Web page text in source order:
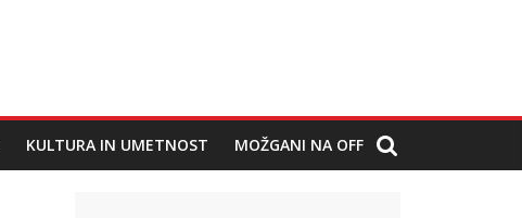
KULTURA IN UMETNOST MOŽGANI NA OFF